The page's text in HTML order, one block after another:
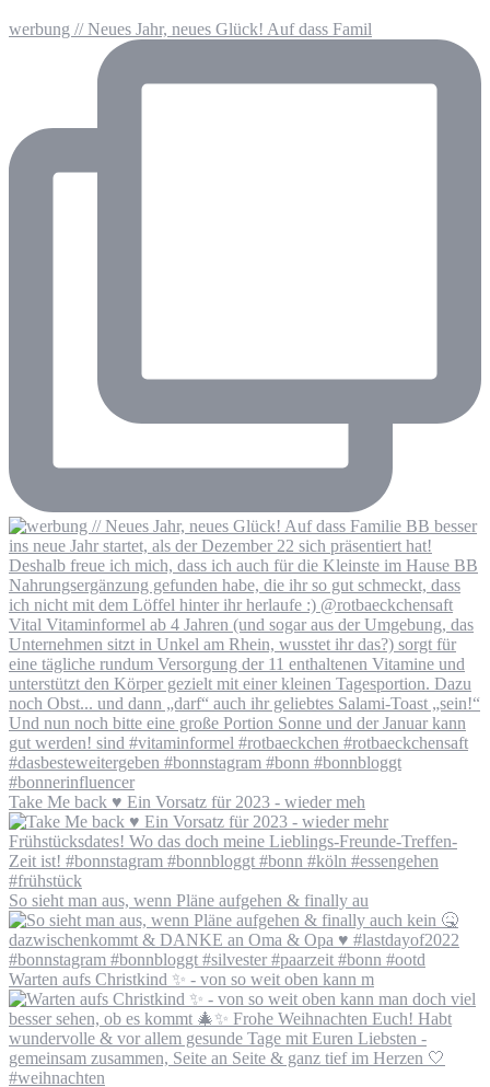
werbung // Neues Jahr, neues Glück! Auf dass Famil
Take Me back ♥️ Ein Vorsatz für 2023 - wieder meh
So sieht man aus, wenn Pläne aufgehen & finally au
Warten aufs Christkind ✨ - von so weit oben kann m